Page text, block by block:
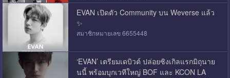
EVAN เปิดตัว Community บน Weverse แล้ว
✨
สมาชิกหมายเลข 6655448
‘EVAN’ เตรียมเดบิวต์ ปล่อยซิงเกิลแรกมิถุนาย
นนี้ พร้อมบุกเวทีใหญ่ BOF และ KCON LA